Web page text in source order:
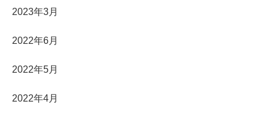
2023年3月
2022年6月
2022年5月
2022年4月